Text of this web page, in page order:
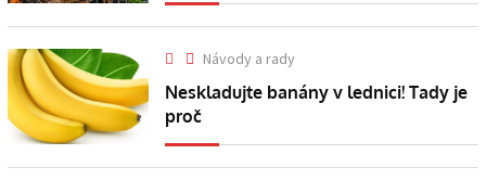
Návody a rady
Neskladujte banány v lednici! Tady je
proč